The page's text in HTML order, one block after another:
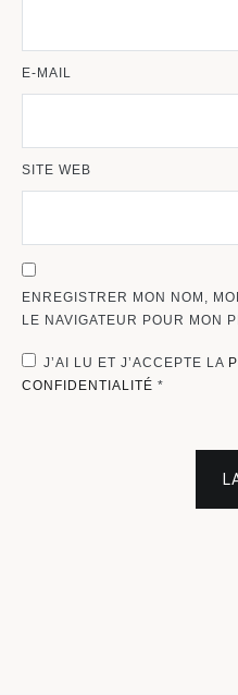
E-MAIL
SITE WEB
ENREGISTRER MON NOM,
LE NAVIGATEUR POUR MON
J’AI LU ET J’ACCEPTE LA
CONFIDENTIALITÉ *